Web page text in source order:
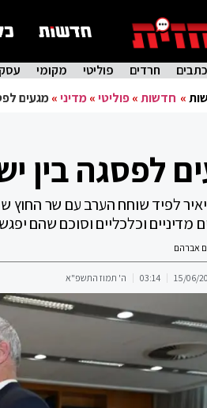
חרדים פוליטי מקומי
» חדשות»פוליטי»מדיני»מגעים
לפסגה בין
לפיד שוחח הערב עם שר החוץ
מדיניים וכלכליים וסוכם שהם
אברהם
15/06/
03:14 ה' תמוז התשפ"א